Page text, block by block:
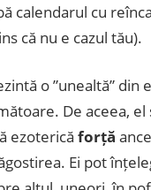
calendarul cu
că nu e cazul tău).
o ”unealtă”
De aceea,
ezoterică forță
Ei pot